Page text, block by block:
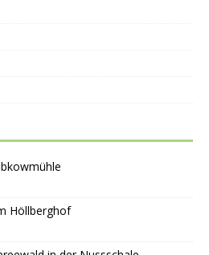
Höllberghof